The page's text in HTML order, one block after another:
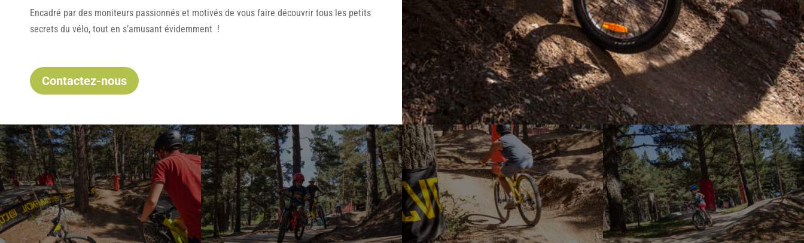
Encadré par des moniteurs passionnés et motivés de vous faire découvrir tous les petits
secrets du vélo, tout en s’amusant évidemment !
Contactez-nous